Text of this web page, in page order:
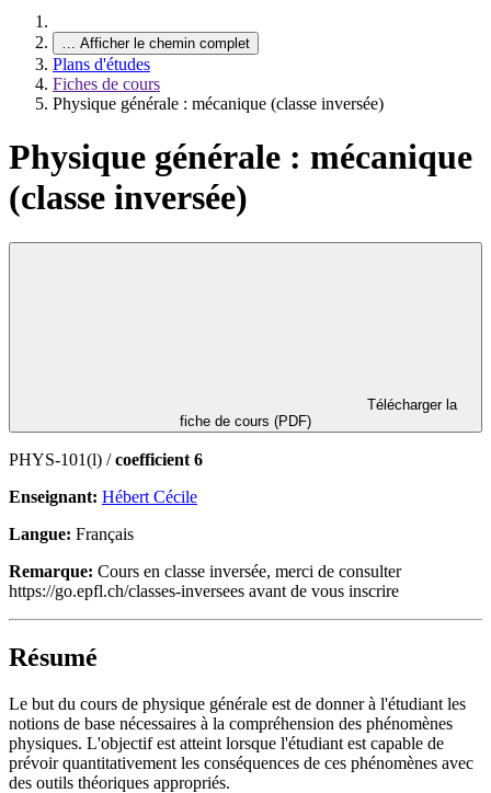
… Afficher le chemin complet
Plans d'études
Fiches de cours
Physique générale : mécanique (classe inversée)
Physique générale : mécanique
(classe inversée)
fiche de cours (PDF)
PHYS-101(l) /coefficient 6
Enseignant: Hébert Cécile
Langue: Français
Remarque: Cours en classe inversée, merci de consulter
https://go.epfl.ch/classes-inversees avant de vous inscrire
Résumé
Le but du cours de physique générale est de donner à l'étudiant les
notions de base nécessaires à la compréhension des phénomènes
physiques. L'objectif est atteint lorsque l'étudiant est capable de
prévoir quantitativement les conséquences de ces phénomènes avec
des outils théoriques appropriés.